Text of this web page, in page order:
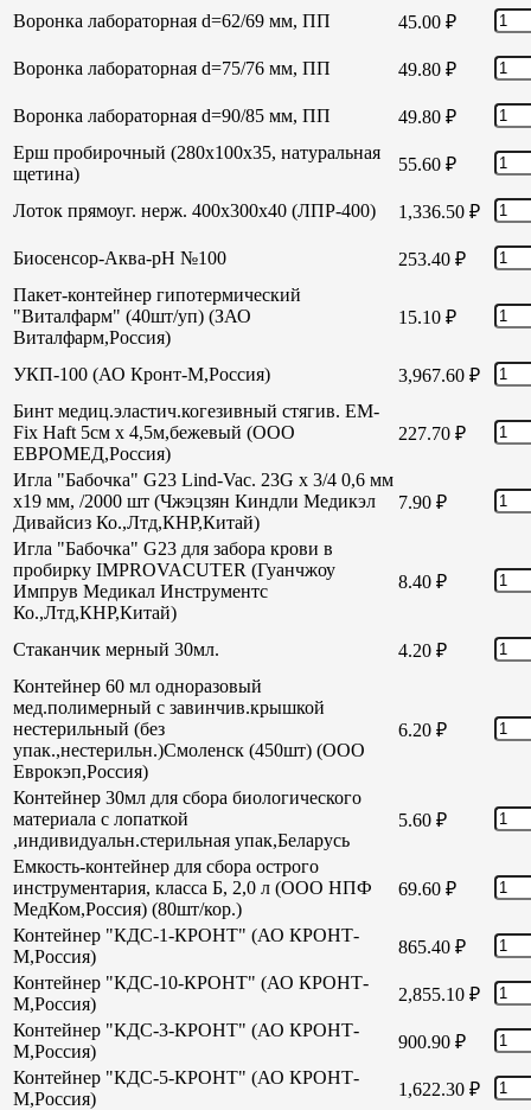
Воронка лабораторная d=62/69 мм, ПП 45.00 ₽
Воронка лабораторная d=75/76 мм, ПП 49.80 ₽
Воронка лабораторная d=90/85 мм, ПП 49.80 ₽
Ерш пробирочный (280х100х35, натуральная
щетина)
55.60 ₽
Лоток прямоуг. нерж. 400х300х40 (ЛПР-400) 1,336.50 ₽
Биосенсор-Аква-рН №100 253.40 ₽
Пакет-контейнер гипотермический
"Виталфарм" (40шт/уп) (ЗАО
Виталфарм,Россия)
15.10 ₽
УКП-100 (АО Кронт-М,Россия) 3,967.60 ₽
Бинт медиц.эластич.когезивный стягив. EM-
Fix Haft 5см х 4,5м,бежевый (ООО
ЕВРОМЕД,Россия)
227.70 ₽
Игла "Бабочка" G23 Lind-Vac. 23G х 3/4 0,6 мм
х19 мм, /2000 шт (Чжэцзян Киндли Медикэл
Дивайсиз Ко.,Лтд,КНР,Китай)
7.90 ₽
Игла "Бабочка" G23 для забора крови в
пробирку IMPROVACUTER (Гуанчжоу
Импрув Медикал Инструментс
Ко.,Лтд,КНР,Китай)
8.40 ₽
Стаканчик мерный 30мл. 4.20 ₽
Контейнер 60 мл одноразовый
мед.полимерный с завинчив.крышкой
нестерильный (без
упак.,нестерильн.)Смоленск (450шт) (ООО
Еврокэп,Россия)
6.20 ₽
Контейнер 30мл для сбора биологического
материала с лопаткой
,индивидуальн.стерильная упак,Беларусь
5.60 ₽
Емкость-контейнер для сбора острого
инструментария, класса Б, 2,0 л (ООО НПФ
МедКом,Россия) (80шт/кор.)
69.60 ₽
Контейнер "КДС-1-КРОНТ" (АО КРОНТ-
М,Россия)
865.40 ₽
Контейнер "КДС-10-КРОНТ" (АО КРОНТ-
М,Россия)
2,855.10 ₽
Контейнер "КДС-3-КРОНТ" (АО КРОНТ-
М,Россия)
900.90 ₽
Контейнер "КДС-5-КРОНТ" (АО КРОНТ-
М,Россия)
1,622.30 ₽